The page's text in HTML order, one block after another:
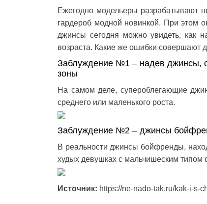
Ежегодно модельеры разрабатывают
гардероб модной новинкой. При этом
джинсы сегодня можно увидеть, как
возраста. Какие же ошибки совершают
Заблуждение №1 – надев джинсы,
зоны
На самом деле, супероблегающие
среднего или маленького роста.
Заблуждение №2 – джинсы
В реальности джинсы бойфренды,
худых девушках с мальчишеским типом
Источник: https://ne-nado-tak.ru/kak-i-s-